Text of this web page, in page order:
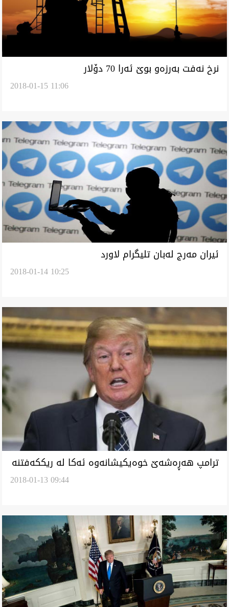
نرخ نه‌فت به‌رزه‌و بوێ ئه‌را 70 دۆلار
2018-01-15 11:06
ئيران مه‌رج له‌بان تليگرام لاورد
2018-01-14 10:25
ترامپ هه‌ڕه‌شه‌ێ خوه‌يكيشانه‌وه‌ ئه‌كا له‌ ريككه‌فتنه‌
2018-01-13 09:44